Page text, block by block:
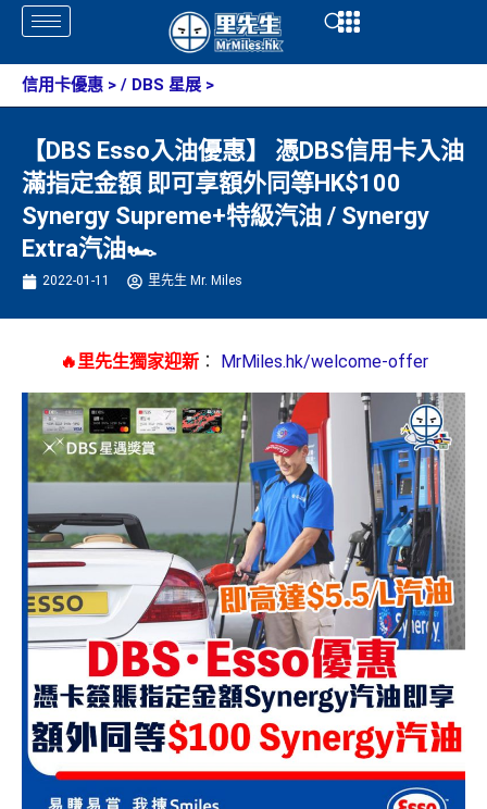
Skip
content
Open
信用卡優惠 > / DBS 星展 >
【DBS Esso入油優惠】 憑DBS信用卡入油
滿指定金額 即可享額外同等HK$100
Synergy Supreme+特級汽油 / Synergy
Extra汽油🏎
2022-01-11 里先生 Mr. Miles
🔥里先生獨家迎新： MrMiles.hk/welcome-offer